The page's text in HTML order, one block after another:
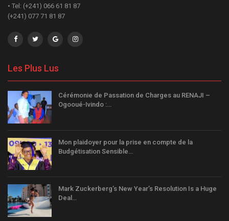
• Tel: (+241) 066 61 81 87
(+241) 077 71 81 87
Les Plus Lus
Cérémonie de Passation de Charges au RENAJI –
Ogooué-Ivindo :…
Mon plaidoyer pour la prise en compte de la
Budgétisation Sensible…
Mark Zuckerberg’s New Year’s Resolution Is a Huge
Deal…